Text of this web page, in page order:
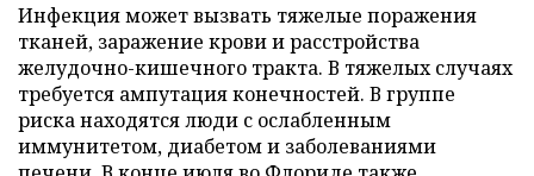
Инфекция может вызвать тяжелые поражения
тканей, заражение крови и расстройства
желудочно-кишечного тракта. В тяжелых случаях
требуется ампутация конечностей. В группе
риска находятся люди с ослабленным
иммунитетом, диабетом и заболеваниями